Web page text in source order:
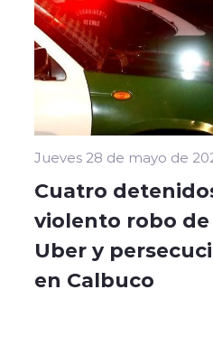
Jueves 28 de mayo de
Cuatro
violento robo
Uber y
en Calbuco